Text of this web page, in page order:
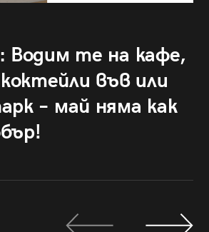
Водим те на кафе,
във или
– май няма как